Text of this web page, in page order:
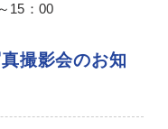
15：00
撮影会のお知